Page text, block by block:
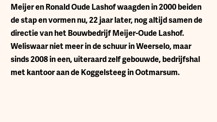
Meijer en Ronald Oude Lashof waagden in 2000 beiden
de stap en vormen nu, 22 jaar later, nog altijd samen de
directie van het Bouwbedrijf Meijer-Oude Lashof.
Weliswaar niet meer in de schuur in Weerselo, maar
sinds 2008 in een, uiteraard zelf gebouwde, bedrijfshal
met kantoor aan de Koggelsteeg in Ootmarsum.